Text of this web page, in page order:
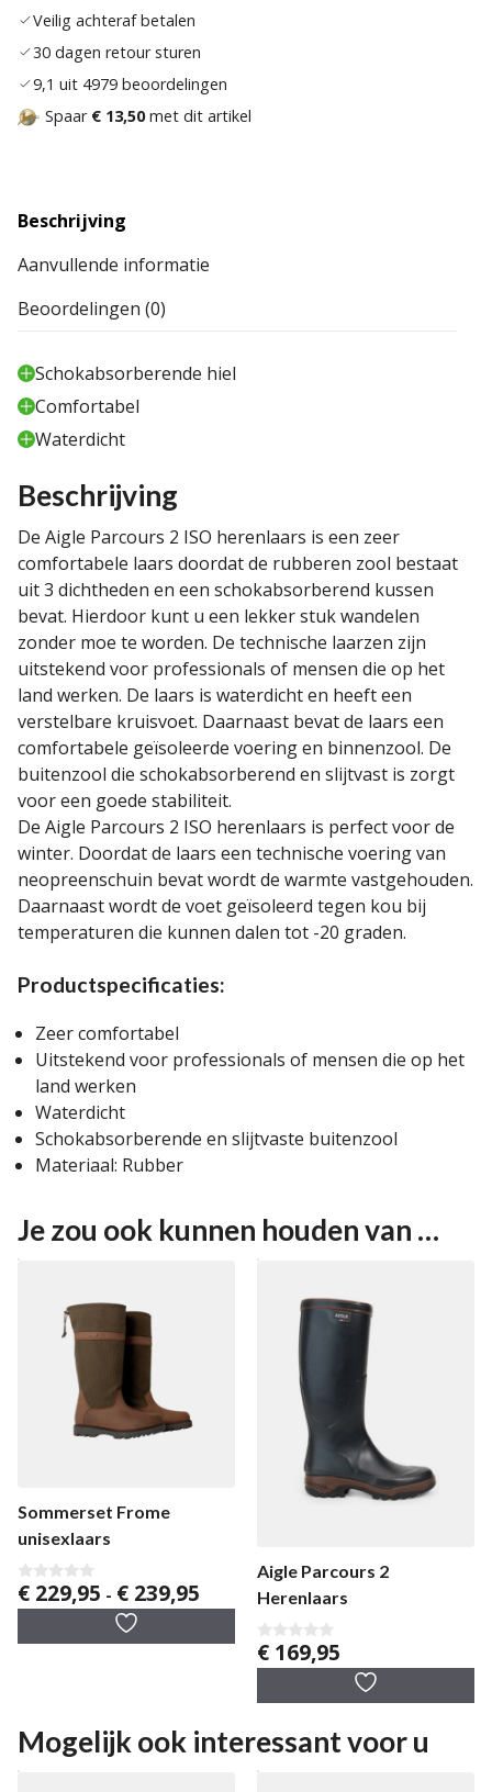
Veilig achteraf betalen
30 dagen retour sturen
9,1 uit 4979 beoordelingen
Spaar € 13,50met dit artikel
Beschrijving
Aanvullende informatie
Beoordelingen (0)
Schokabsorberende hiel
Comfortabel
Waterdicht
Beschrijving
De Aigle Parcours 2 ISO herenlaars is een zeer
comfortabele laars doordat de rubberen zool bestaat
uit 3 dichtheden en een schokabsorberend kussen
bevat. Hierdoor kunt u een lekker stuk wandelen
zonder moe te worden. De technische laarzen zijn
uitstekend voor professionals of mensen die op het
land werken. De laars is waterdicht en heeft een
verstelbare kruisvoet. Daarnaast bevat de laars een
comfortabele geïsoleerde voering en binnenzool. De
buitenzool die schokabsorberend en slijtvast is zorgt
voor een goede stabiliteit.
De Aigle Parcours 2 ISO herenlaars is perfect voor de
winter. Doordat de laars een technische voering van
neopreenschuin bevat wordt de warmte vastgehouden.
Daarnaast wordt de voet geïsoleerd tegen kou bij
temperaturen die kunnen dalen tot -20 graden.
Productspecificaties:
Zeer comfortabel
Uitstekend voor professionals of mensen die op het
land werken
Waterdicht
Schokabsorberende en slijtvaste buitenzool
Materiaal: Rubber
Je zou ook kunnen houden van …
Sommerset Frome
unisexlaars
0
v
5
€ 229,95 - € 239,95 Prijsklasse:
€ 229,95
€ 239,95
Aigle Parcours 2
Herenlaars
0
v
5
€ 169,95
Mogelijk ook interessant voor u